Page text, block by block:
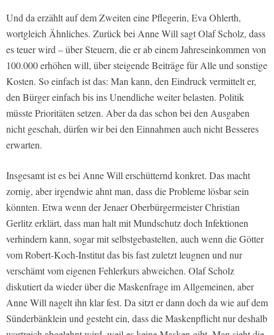
Und da erzählt auf dem Zweiten eine Pflegerin, Eva Ohlerth,
wortgleich Ähnliches. Zurück bei Anne Will sagt Olaf Scholz, dass
es teuer wird – über Steuern, die er ab einem Jahreseinkommen von
100.000 erhöhen will, über steigende Beiträge für Alle und sonstige
Kosten. So einfach ist das: Man kann, den Eindruck vermittelt er,
den Bürger einfach bis ins Unendliche weiter belasten. Politik
müsste Prioritäten setzen. Aber da das schon bei den Ausgaben
nicht geschah, dürfen wir bei den Einnahmen auch nicht Besseres
erwarten.
Insgesamt ist es bei Anne Will erschütternd konkret. Das macht
zornig, aber irgendwie ahnt man, dass die Probleme lösbar sein
könnten. Etwa wenn der Jenaer Oberbürgermeister Christian
Gerlitz erklärt, dass man halt mit Mundschutz doch Infektionen
verhindern kann, sogar mit selbstgebastelten, auch wenn die Götter
vom Robert-Koch-Institut das bis fast zuletzt leugnen und nur
verschämt vom eigenen Fehlerkurs abweichen. Olaf Scholz
diskutiert da wieder über die Maskenfrage im Allgemeinen, aber
Anne Will nagelt ihn klar fest. Da sitzt er dann doch da wie auf dem
Sünderbänklein und gesteht ein, dass die Maskenpflicht nur deshalb